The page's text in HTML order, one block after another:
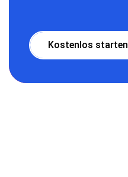
Kostenlos starten